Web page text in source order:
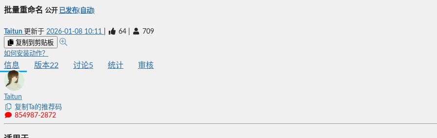
批量重命名 公开 已发布(自动)
Taitun 更新于 2026-01-08 10:11 64 709
复制到剪贴板
如何安装动作？
信息 版本22 讨论5 统计 审核
Taitun
复制Ta的推荐码
854987-2872